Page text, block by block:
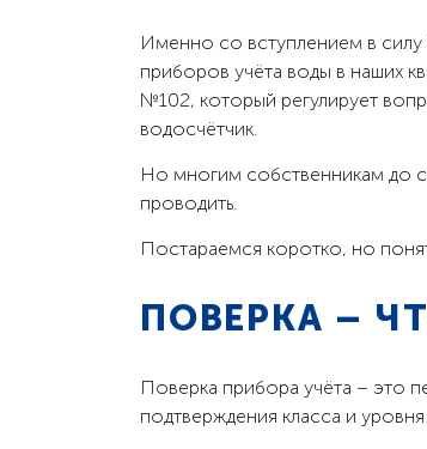
Именно со вступлением в силу
приборов учёта воды в наших
№102, который регулирует
водосчётчик.
Но многим собственникам до
проводить.
Постараемся коротко, но
ПОВЕРКА –
Поверка прибора учёта – это
подтверждения класса и